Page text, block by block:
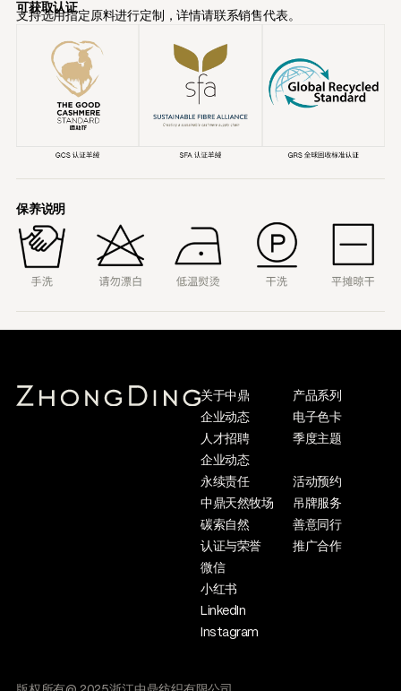
可获取认证
支持选用指定原料进行定制，详情请联系销售代表。
保养说明
关于中鼎
企业动态
人才招聘
企业动态
产品系列
电子色卡
季度主题
永续责任
中鼎天然牧场
碳索自然
认证与荣誉
活动预约
吊牌服务
善意同行
推广合作
微信
小红书
LinkedIn
Instagram